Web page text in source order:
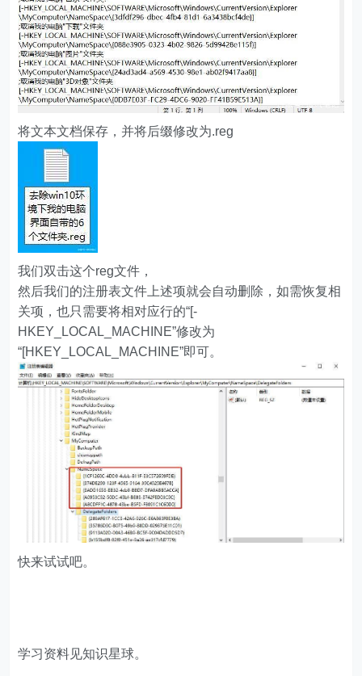
将文本文档保存，并将后缀修改为.reg
我们双击这个reg文件，
然后我们的注册表文件上述项就会自动删除，如需恢复相
关项，也只需要将相对应行的“[-
HKEY_LOCAL_MACHINE”修改为
“[HKEY_LOCAL_MACHINE”即可。
快来试试吧。
学习资料见知识星球。